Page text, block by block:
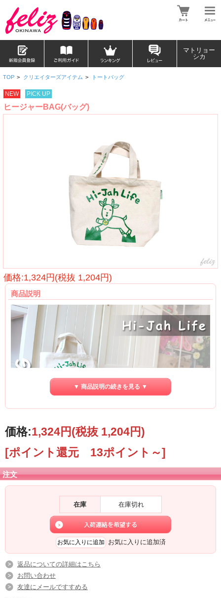
マトリョー
シカ
TOP > クリエイターズアイテム > トートバッグ
NEW PICK UP
ヒージャーBAG(バッグ)
価格:1,324円(税抜 1,204円)
商品説明
デザインが可愛くて癒される♪
お手頃価格のかわいいヒージャーBAG(バッグ)が入荷しました！
イラストレーター「プリッキーNー」さんと「JAM MARKET」さんとのコラボア
イテムがフェリースネットショップに登場！
小物入れに便利な小さめサイズなので、ちょっとしたおでかけにもランチタイム
の買い物やお弁当にもぴったり！
セレクトショップfeliz(フェリース)オススメ！トートバッグ☆
▼ 商品説明の続きを見る ▼
価格:1,324円(税抜 1,204円)
[ポイント還元 13ポイント～]
注文
在庫 在庫切れ
お気に入りに追加済
返品についての詳細はこちら
お問い合わせ
友達にメールですすめる